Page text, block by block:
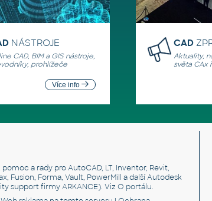
NÁSTROJE
CAD, BIM a GIS nástroje,
prohlížeče
Více info
CAD
Aktuality,
světa CAx
a rady pro AutoCAD, LT, Inventor, Revit,
Fusion, Forma, Vault, PowerMill a další Autodesk
support firmy ARKANCE). Viz O portálu.